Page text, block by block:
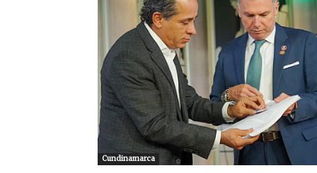
Cundinamarca